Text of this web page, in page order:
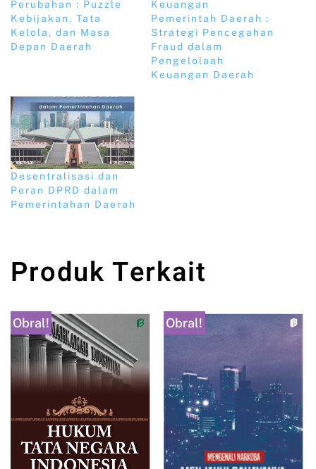
Perubahan : Puzzle
Kebijakan, Tata
Kelola, dan Masa
Depan Daerah
Keuangan
Pemerintah Daerah :
Strategi Pencegahan
Fraud dalam
Pengelolaah
Keuangan Daerah
Desentralisasi dan
Peran DPRD dalam
Pemerintahan Daerah
Produk Terkait
Obral! Obral!